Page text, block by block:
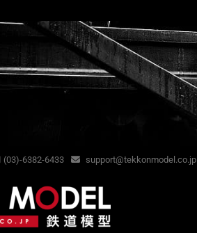
(03)-6382-6433 support@tekkonmodel.co.jp